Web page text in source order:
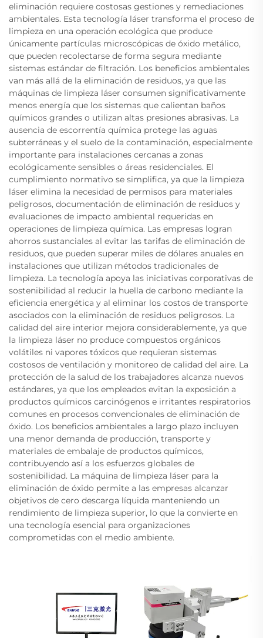
eliminación requiere costosas gestiones y remediaciones
ambientales. Esta tecnología láser transforma el proceso de
limpieza en una operación ecológica que produce
únicamente partículas microscópicas de óxido metálico,
que pueden recolectarse de forma segura mediante
sistemas estándar de filtración. Los beneficios ambientales
van más allá de la eliminación de residuos, ya que las
máquinas de limpieza láser consumen significativamente
menos energía que los sistemas que calientan baños
químicos grandes o utilizan altas presiones abrasivas. La
ausencia de escorrentía química protege las aguas
subterráneas y el suelo de la contaminación, especialmente
importante para instalaciones cercanas a zonas
ecológicamente sensibles o áreas residenciales. El
cumplimiento normativo se simplifica, ya que la limpieza
láser elimina la necesidad de permisos para materiales
peligrosos, documentación de eliminación de residuos y
evaluaciones de impacto ambiental requeridas en
operaciones de limpieza química. Las empresas logran
ahorros sustanciales al evitar las tarifas de eliminación de
residuos, que pueden superar miles de dólares anuales en
instalaciones que utilizan métodos tradicionales de
limpieza. La tecnología apoya las iniciativas corporativas de
sostenibilidad al reducir la huella de carbono mediante la
eficiencia energética y al eliminar los costos de transporte
asociados con la eliminación de residuos peligrosos. La
calidad del aire interior mejora considerablemente, ya que
la limpieza láser no produce compuestos orgánicos
volátiles ni vapores tóxicos que requieran sistemas
costosos de ventilación y monitoreo de calidad del aire. La
protección de la salud de los trabajadores alcanza nuevos
estándares, ya que los empleados evitan la exposición a
productos químicos carcinógenos e irritantes respiratorios
comunes en procesos convencionales de eliminación de
óxido. Los beneficios ambientales a largo plazo incluyen
una menor demanda de producción, transporte y
materiales de embalaje de productos químicos,
contribuyendo así a los esfuerzos globales de
sostenibilidad. La máquina de limpieza láser para la
eliminación de óxido permite a las empresas alcanzar
objetivos de cero descarga líquida manteniendo un
rendimiento de limpieza superior, lo que la convierte en
una tecnología esencial para organizaciones
comprometidas con el medio ambiente.